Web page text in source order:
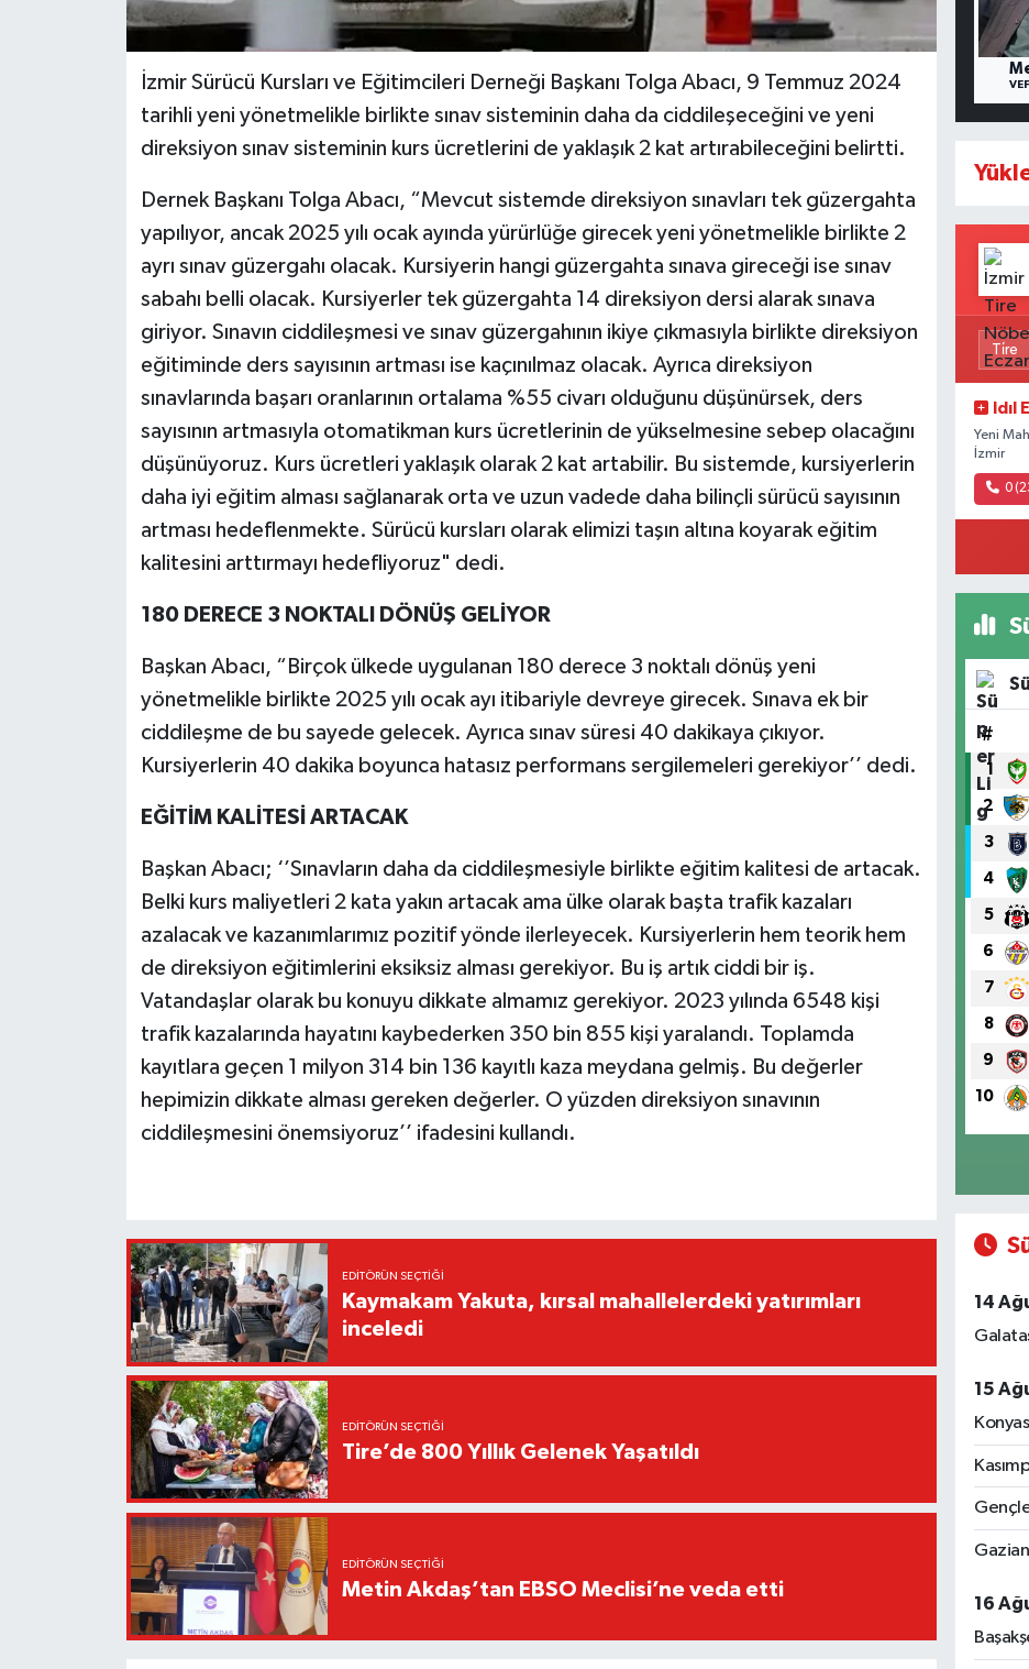
İzmir Sürücü Kursları ve Eğitimcileri Derneği Başkanı Tolga Abacı, 9 Temmuz 2024
tarihli yeni yönetmelikle birlikte sınav sisteminin daha da ciddileşeceğini ve yeni
direksiyon sınav sisteminin kurs ücretlerini de yaklaşık 2 kat artırabileceğini belirtti.
Dernek Başkanı Tolga Abacı, “Mevcut sistemde direksiyon sınavları tek güzergahta
yapılıyor, ancak 2025 yılı ocak ayında yürürlüğe girecek yeni yönetmelikle birlikte 2
ayrı sınav güzergahı olacak. Kursiyerin hangi güzergahta sınava gireceği ise sınav
sabahı belli olacak. Kursiyerler tek güzergahta 14 direksiyon dersi alarak sınava
giriyor. Sınavın ciddileşmesi ve sınav güzergahının ikiye çıkmasıyla birlikte direksiyon
eğitiminde ders sayısının artması ise kaçınılmaz olacak. Ayrıca direksiyon
sınavlarında başarı oranlarının ortalama %55 civarı olduğunu düşünürsek, ders
sayısının artmasıyla otomatikman kurs ücretlerinin de yükselmesine sebep olacağını
düşünüyoruz. Kurs ücretleri yaklaşık olarak 2 kat artabilir. Bu sistemde, kursiyerlerin
daha iyi eğitim alması sağlanarak orta ve uzun vadede daha bilinçli sürücü sayısının
artması hedeflenmekte. Sürücü kursları olarak elimizi taşın altına koyarak eğitim
kalitesini arttırmayı hedefliyoruz" dedi.
180 DERECE 3 NOKTALI DÖNÜŞ GELİYOR
Başkan Abacı, “Birçok ülkede uygulanan 180 derece 3 noktalı dönüş yeni
yönetmelikle birlikte 2025 yılı ocak ayı itibariyle devreye girecek. Sınava ek bir
ciddileşme de bu sayede gelecek. Ayrıca sınav süresi 40 dakikaya çıkıyor.
Kursiyerlerin 40 dakika boyunca hatasız performans sergilemeleri gerekiyor’’ dedi.
EĞİTİM KALİTESİ ARTACAK
Başkan Abacı; ‘’Sınavların daha da ciddileşmesiyle birlikte eğitim kalitesi de artacak.
Belki kurs maliyetleri 2 kata yakın artacak ama ülke olarak başta trafik kazaları
azalacak ve kazanımlarımız pozitif yönde ilerleyecek. Kursiyerlerin hem teorik hem
de direksiyon eğitimlerini eksiksiz alması gerekiyor. Bu iş artık ciddi bir iş.
Vatandaşlar olarak bu konuyu dikkate almamız gerekiyor. 2023 yılında 6548 kişi
trafik kazalarında hayatını kaybederken 350 bin 855 kişi yaralandı. Toplamda
kayıtlara geçen 1 milyon 314 bin 136 kayıtlı kaza meydana gelmiş. Bu değerler
hepimizin dikkate alması gereken değerler. O yüzden direksiyon sınavının
ciddileşmesini önemsiyoruz’’ ifadesini kullandı.
EDITÖRÜN SEÇTIĞI
Kaymakam Yakuta, kırsal mahallelerdeki yatırımları
inceledi
EDITÖRÜN SEÇTIĞI
Tire’de 800 Yıllık Gelenek Yaşatıldı
EDITÖRÜN SEÇTIĞI
Metin Akdaş’tan EBSO Meclisi’ne veda etti
Idıl
Yeni
İzmir
0
#
1
2
3
4
5
6
7
8
9
10
14
15
16